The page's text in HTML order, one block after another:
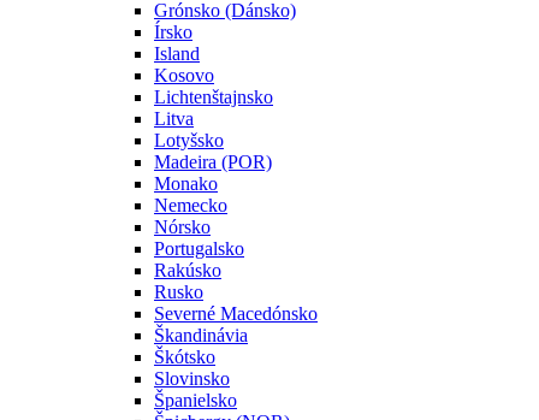
Grónsko (Dánsko)
Írsko
Island
Kosovo
Lichtenštajnsko
Litva
Lotyšsko
Madeira (POR)
Monako
Nemecko
Nórsko
Portugalsko
Rakúsko
Rusko
Severné Macedónsko
Škandinávia
Škótsko
Slovinsko
Španielsko